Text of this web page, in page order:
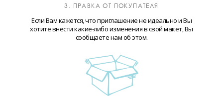
3. ПРАВКА ОТ ПОКУПАТЕЛЯ
Если Вам кажется, что приглашение не идеально и Вы
хотите внести какие-либо изменения в свой макет, Вы
сообщаете нам об этом.